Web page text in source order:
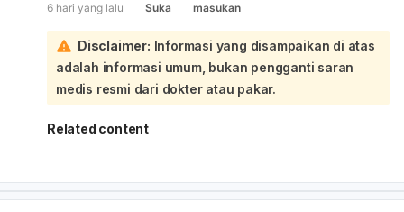
Juni juga bisa ikut memengaruhi siklus haid**, selain
kemungkinan hamil:
Telat haid memang bisa menjadi tanda awal kehamilan,
apalagi bila disertai keluhan seperti perut kram, payudara
nyeri/kencang, mual, atau badan terasa tidak enak. Tapi
telat haid juga bisa disebabkan oleh stres, perubahan
berat badan, pola makan, olahraga berat, gangguan
Perhatikan apakah ada gejala lain seperti nyeri
payudara, kram perut, atau mual.
6 hari yang lalu Suka masukan
Disclaimer: Informasi yang disampaikan di atas
adalah informasi umum, bukan pengganti saran
medis resmi dari dokter atau pakar.
Related content